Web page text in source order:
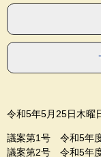
令和5年5月25日木曜
議案第1号 令和5年
議案第2号 令和5年